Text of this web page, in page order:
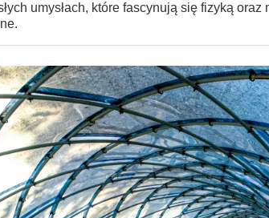
umysłach, które fascynują się fizyką